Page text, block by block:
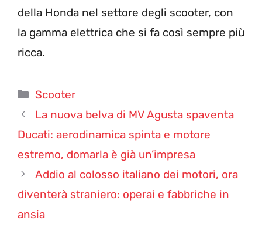
della Honda nel settore degli scooter, con
la gamma elettrica che si fa così sempre più
ricca.
Categorie
Scooter
La nuova belva di MV Agusta spaventa
Ducati: aerodinamica spinta e motore
estremo, domarla è già un’impresa
Addio al colosso italiano dei motori, ora
diventerà straniero: operai e fabbriche in
ansia